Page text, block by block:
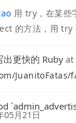
用 try，在某些
的方法，用 try
出更快的 Ruby at
JuanitoFatas/
05月21日